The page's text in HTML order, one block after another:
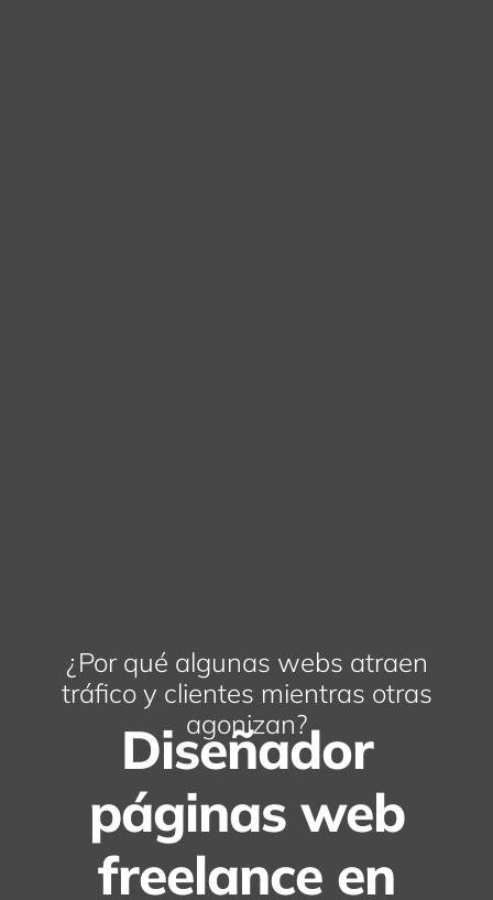
¿Por qué algunas webs atraen
tráfico y clientes mientras otras
agonizan?
Diseñador
páginas web
freelance en